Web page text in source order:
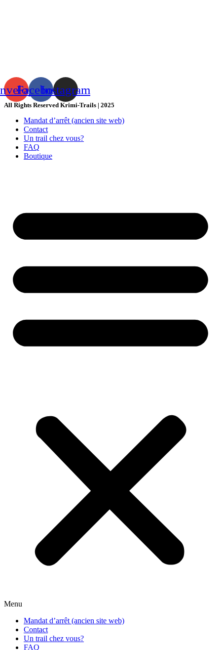
FacebookInstagram
All Rights Reserved Krimi-Trails | 2025
Mandat d’arrêt (ancien site web)
Contact
Un trail chez vous?
FAQ
Boutique
Menu
Mandat d’arrêt (ancien site web)
Contact
Un trail chez vous?
FAQ